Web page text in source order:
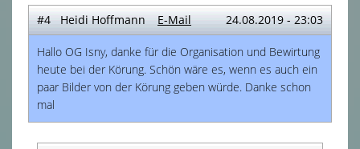
#4 Heidi Hoffmann E-Mail 24.08.2019 - 23:03
Hallo OG Isny, danke für die Organisation und Bewirtung
heute bei der Körung. Schön wäre es, wenn es auch ein
paar Bilder von der Körung geben würde. Danke schon
mal